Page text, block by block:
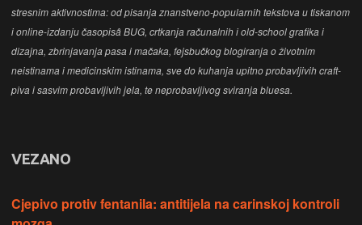
stresnim aktivnostima: od pisanja znanstveno-popularnih tekstova u tiskanom
i online-izdanju časopisâ BUG, crtkanja računalnih i old-school grafika i
dizajna, zbrinjavanja pasa i mačaka, fejsbučkog blogiranja o životnim
neistinama i medicinskim istinama, sve do kuhanja upitno probavljivih craft-
piva i sasvim probavljivih jela, te neprobavljivog sviranja bluesa.
VEZANO
Cjepivo protiv fentanila: antitijela na carinskoj kontroli